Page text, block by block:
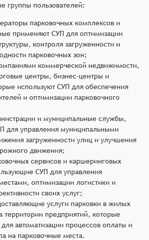
группы пользователей:
парковочных комплексов и
применяют СУП для оптимизации
контроля загруженности и
парковочных зон;
коммерческой недвижимости,
центры, бизнес-центры и
используют СУП для обеспечения
и оптимизации парковочного
и муниципальные службы,
для управления муниципальными
загруженности улиц и улучшения
движения;
сервисов и каршеринговых
СУП для управления
оптимизации логистики и
своих услуг;
услуги парковки в жилых
территории предприятий, которые
автоматизации процессов оплаты и
на парковочные места.